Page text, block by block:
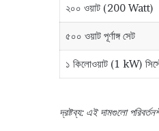
২০০ ওয়াট (200 Watt)
৫০০ ওয়াট পূর্ণাঙ্গ সেট
১ কিলোওয়াট (1 kW)
দ্রষ্টব্য: এই দামগুলো